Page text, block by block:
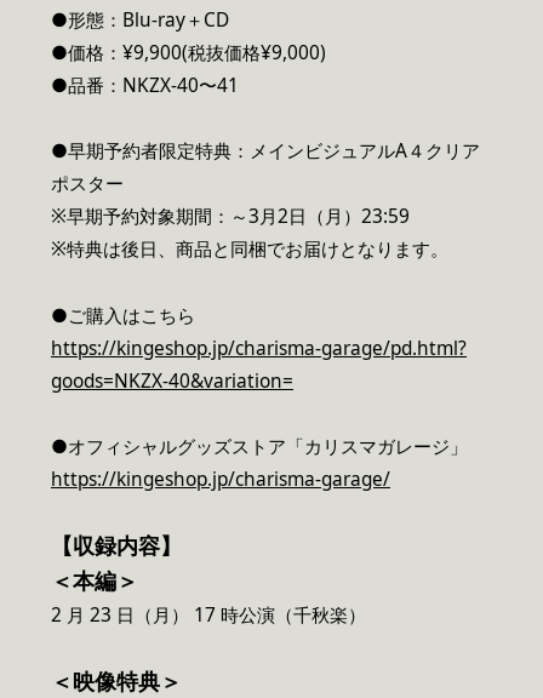
●形態：Blu-ray＋CD
●価格：¥9,900(税抜価格¥9,000)
●品番：NKZX-40〜41
●早期予約者限定特典：メインビジュアルA４クリア
ポスター
※早期予約対象期間：～3月2日（月）23:59
※特典は後日、商品と同梱でお届けとなります。
●ご購入はこちら
https://kingeshop.jp/charisma-garage/pd.html?
goods=NKZX-40&variation=
●オフィシャルグッズストア「カリスマガレージ」
https://kingeshop.jp/charisma-garage/
【収録内容】
＜本編＞
2 月 23 日（月） 17 時公演（千秋楽）
＜映像特典＞